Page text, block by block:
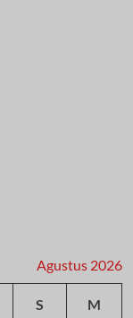
Agustus 2026
S M